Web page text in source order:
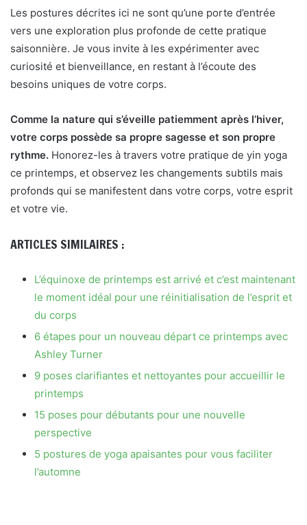
Les postures décrites ici ne sont qu’une porte d’entrée
vers une exploration plus profonde de cette pratique
saisonnière. Je vous invite à les expérimenter avec
curiosité et bienveillance, en restant à l’écoute des
besoins uniques de votre corps.
Comme la nature qui s’éveille patiemment après l’hiver,
votre corps possède sa propre sagesse et son propre
rythme. Honorez-les à travers votre pratique de yin yoga
ce printemps, et observez les changements subtils mais
profonds qui se manifestent dans votre corps, votre esprit
et votre vie.
ARTICLES SIMILAIRES :
L’équinoxe de printemps est arrivé et c’est maintenant
le moment idéal pour une réinitialisation de l’esprit et
du corps
6 étapes pour un nouveau départ ce printemps avec
Ashley Turner
9 poses clarifiantes et nettoyantes pour accueillir le
printemps
15 poses pour débutants pour une nouvelle
perspective
5 postures de yoga apaisantes pour vous faciliter
l’automne